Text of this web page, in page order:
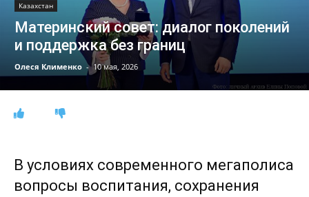
Казахстан
Материнский совет: диалог поколений
и поддержка без границ
Олеся Клименко - 10 мая, 2026
В условиях современного мегаполиса
вопросы воспитания, сохранения